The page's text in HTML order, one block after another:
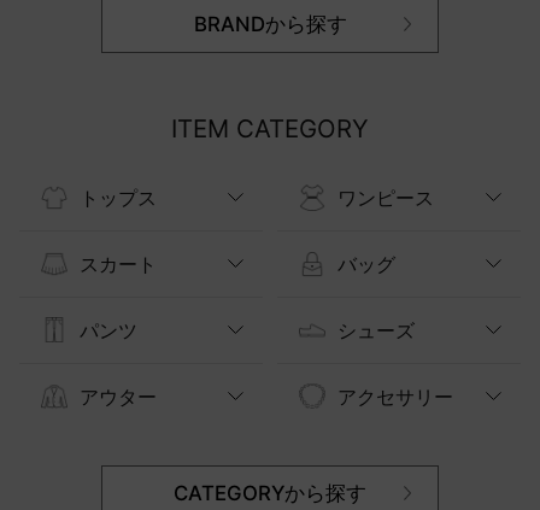
BRANDから探す
ITEM CATEGORY
トップス
スカート
パンツ
アウター
ワンピース
バッグ
シューズ
アクセサリー
CATEGORYから探す